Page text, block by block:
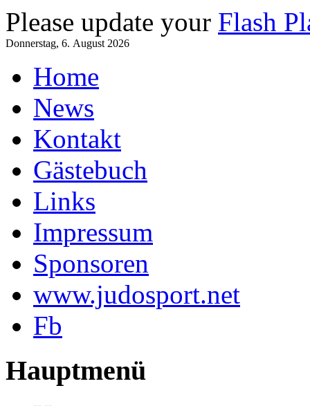
Please update your Flash
Donnerstag, 6. August 2026
Home
News
Kontakt
Gästebuch
Links
Impressum
Sponsoren
www.judosport.net
Fb
Hauptmenü